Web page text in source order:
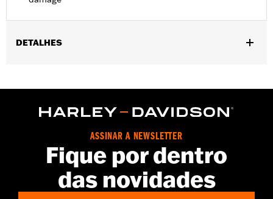
DETALHES
Installation Instructions
Material Diameter UOM:Inches
Sold In Units:Pair
Right and left hand grip
WARRANTY: 1 year limited warranty – Go towww.h-
ASSINAR A NEWSLETTER
Fique por dentro
das novidades